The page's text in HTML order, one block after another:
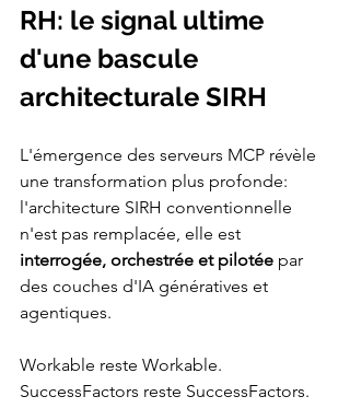
RH: le signal ultime
d'une bascule
architecturale SIRH
L'émergence des serveurs MCP révèle
une transformation plus profonde:
l'architecture SIRH conventionnelle
n'est pas remplacée, elle est
interrogée, orchestrée et pilotée par
des couches d'IA génératives et
agentiques.
Workable reste Workable.
SuccessFactors reste SuccessFactors.